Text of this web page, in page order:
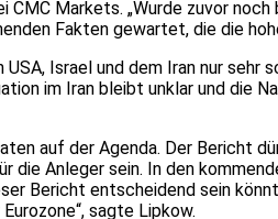
Markets. „Wurde zuvor
Fakten gewartet, die die
Israel und dem Iran nur
im Iran bleibt unklar und die
auf der Agenda. Der Bericht
Anleger sein. In den
Bericht entscheidend sein
sagte Lipkow.